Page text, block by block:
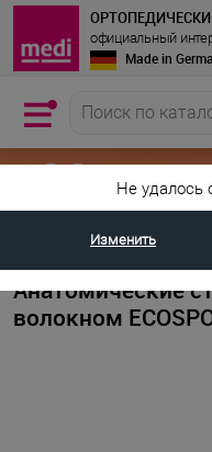
Не удалось
Изменить
официальный
Made in
Главная страница •
Анатомические
волокном